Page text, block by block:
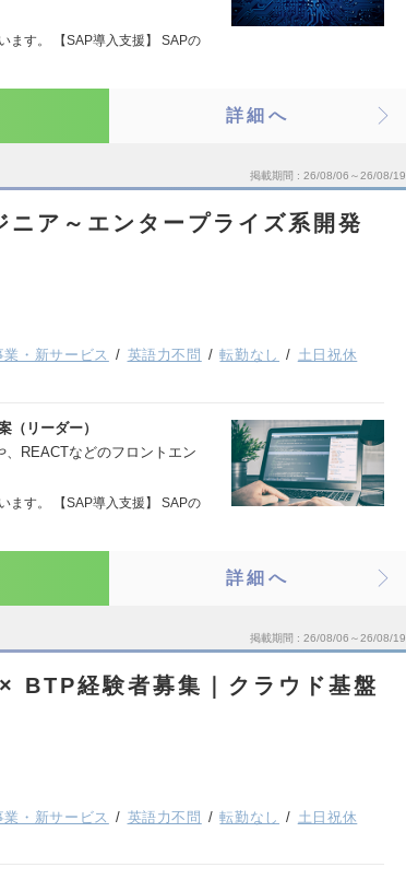
ます。 【SAP導入支援】 SAPの
詳細へ
掲載期間 26/08/06～26/08/19
ニア～エンタープライズ系開発
業・新サービス 英語力不問 転勤なし
土日祝休
（リーダー）
REACTなどのフロントエン
ます。 【SAP導入支援】 SAPの
詳細へ
掲載期間 26/08/06～26/08/19
BTP経験者募集｜クラウド基盤
業・新サービス 英語力不問 転勤なし
土日祝休